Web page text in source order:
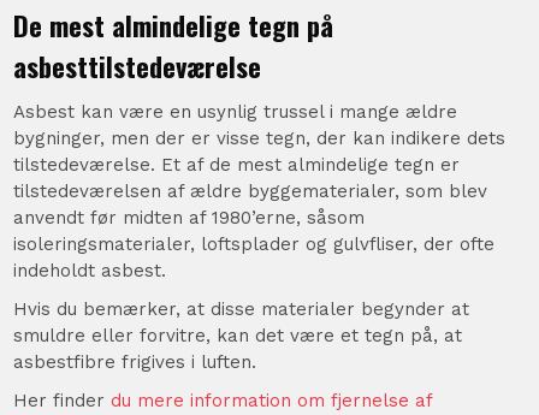
De mest almindelige tegn på
asbesttilstedeværelse
Asbest kan være en usynlig trussel i mange ældre
bygninger, men der er visse tegn, der kan indikere dets
tilstedeværelse. Et af de mest almindelige tegn er
tilstedeværelsen af ældre byggematerialer, som blev
anvendt før midten af 1980’erne, såsom
isoleringsmaterialer, loftsplader og gulvfliser, der ofte
indeholdt asbest.
Hvis du bemærker, at disse materialer begynder at
smuldre eller forvitre, kan det være et tegn på, at
asbestfibre frigives i luften.
Her finderdu mere information om fjernelse af